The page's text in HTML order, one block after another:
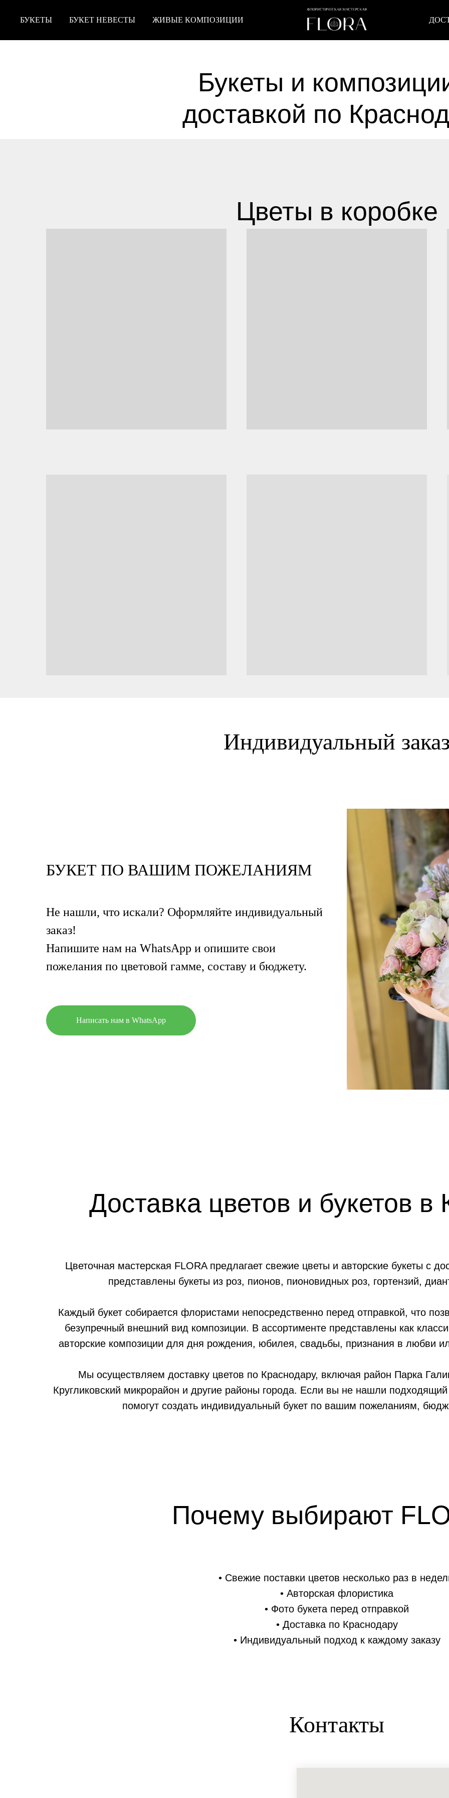
БУКЕТЫ БУКЕТ НЕВЕСТЫ ЖИВЫЕ КОМПОЗИЦИИ
Букеты и
доставкой по
Цветы в коробке
Индивидуальный
БУКЕТ ПО ВАШИМ ПОЖЕЛАНИЯМ
Не нашли, что искали? Оформляйте индивидуальный
заказ!
Напишите нам на WhatsApp и опишите свои
пожелания по цветовой гамме, составу и бюджету.
Написать нам в WhatsApp
Доставка цветов и букетов в
Цветочная мастерская FLORA предлагает свежие цветы и авторские букеты с
представлены букеты из роз, пионов, пионовидных роз, гортензий,
Каждый букет собирается флористами непосредственно перед отправкой, что
безупречный внешний вид композиции. В ассортименте представлены как
авторские композиции для дня рождения, юбилея, свадьбы, признания в любви
Мы осуществляем доставку цветов по Краснодару, включая район Парка
Кругликовский микрорайон и другие районы города. Если вы не нашли
помогут создать индивидуальный букет по вашим пожеланиям,
Почему выбирают
• Свежие поставки цветов несколько раз в
• Авторская флористика
• Фото букета перед отправкой
• Доставка по Краснодару
• Индивидуальный подход к каждому заказу
Контакты